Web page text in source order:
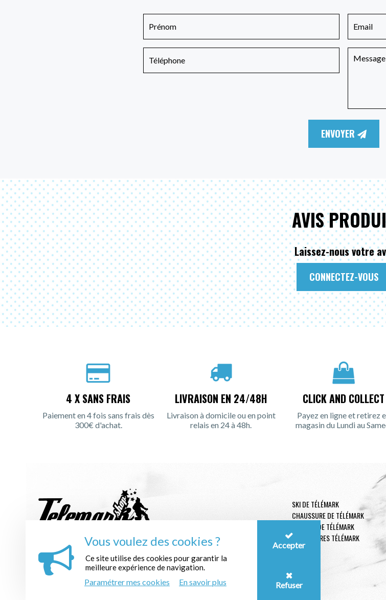
ENVOYER
AVIS
Laissez-nous votre
CONNECTEZ-VOUS
4 X SANS FRAIS
Paiement en 4 fois sans frais dès
300€ d'achat.
LIVRAISON EN 24/48H
Livraison à domicile ou en point
relais en 24 à 48h.
CLICK AND COLLECT
Payez en ligne et retirez
magasin du Lundi au
INSCRIPTION À LA NEWSLETTER :
SKI DE TÉLÉMARK
CHAUSSURE DE TÉLÉMARK
FIXATION DE TÉLÉMARK
ACCESSOIRES TÉLÉMARK
Vous voulez des cookies ?
Ce site utilise des cookies pour garantir la
meilleure expérience de navigation.
Paramétrer mes cookies En savoir plus
Accepter
Refuser